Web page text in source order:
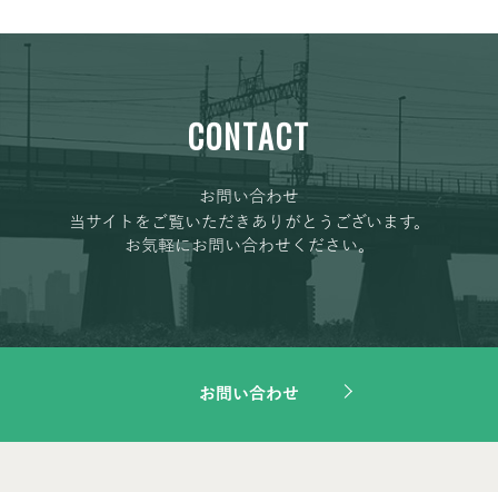
CONTACT
お問い合わせ
当サイトをご覧いただきありがとうございます。
お気軽にお問い合わせください。
お問い合わせ